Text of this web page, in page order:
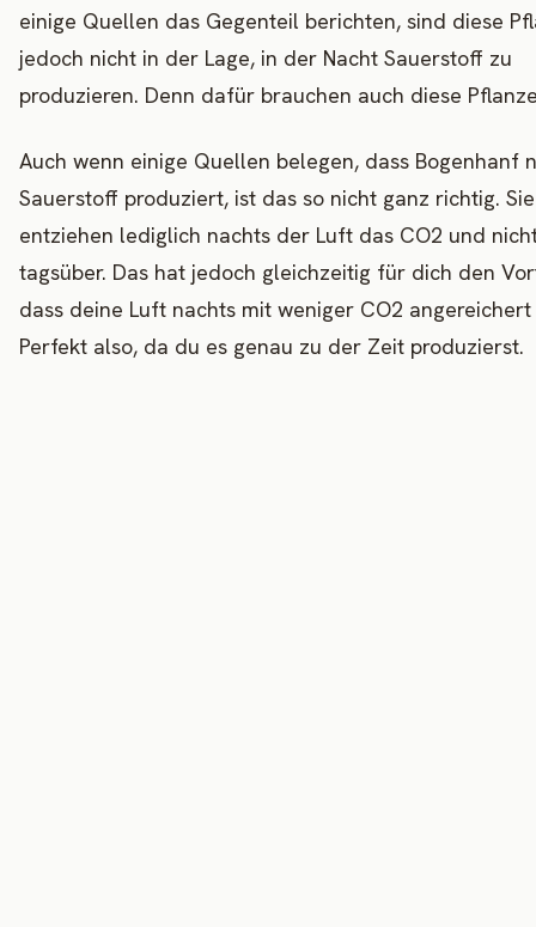
einige Quellen das Gegenteil berichten, sind diese
jedoch nicht in der Lage, in der Nacht Sauerstoff zu
produzieren. Denn dafür brauchen auch diese
Auch wenn einige Quellen belegen, dass Bogenhanf
Sauerstoff produziert, ist das so nicht ganz richtig. Sie
entziehen lediglich nachts der Luft das CO2 und
tagsüber. Das hat jedoch gleichzeitig für dich den
dass deine Luft nachts mit weniger CO2 angereichert
Perfekt also, da du es genau zu der Zeit produzierst.